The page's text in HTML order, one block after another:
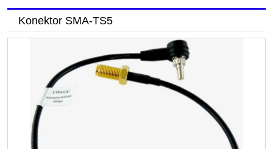
Konektor SMA-TS5